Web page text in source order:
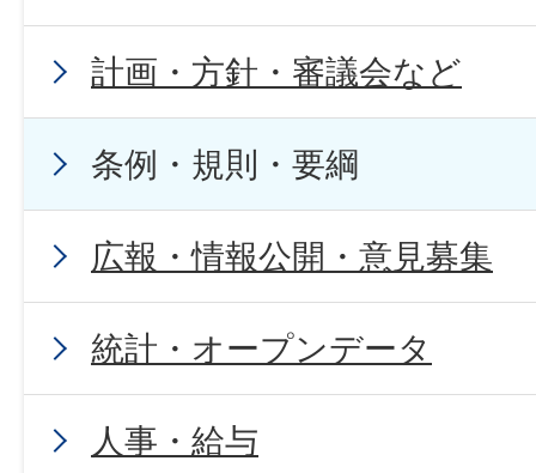
計画・方針・審議会など
条例・規則・要綱
広報・情報公開・意見募集
統計・オープンデータ
人事・給与